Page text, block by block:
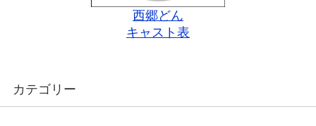
西郷どん
キャスト表
カテゴリー